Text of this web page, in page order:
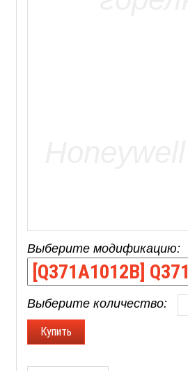
Выберите модификацию:
Выберите количество: